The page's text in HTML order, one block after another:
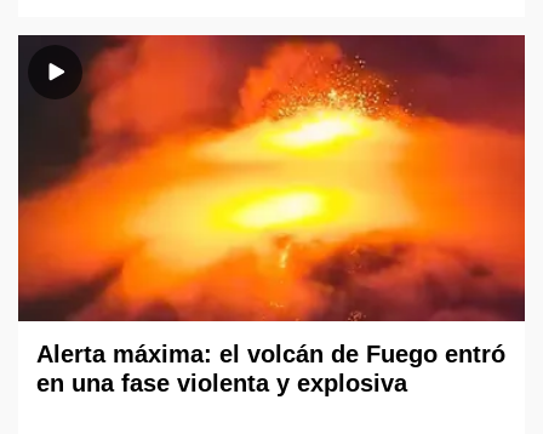
Alerta máxima: el volcán de Fuego entró
en una fase violenta y explosiva